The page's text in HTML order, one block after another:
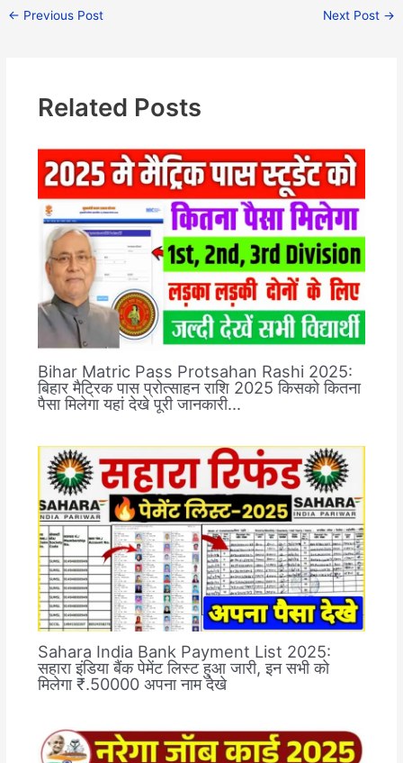
← Previous Post Next Post →
Related Posts
Bihar Matric Pass Protsahan Rashi 2025:
बिहार मैट्रिक पास प्रोत्साहन राशि 2025 किसको कितना
पैसा मिलेगा यहां देखे पूरी जानकारी…
Sahara India Bank Payment List 2025:
सहारा इंडिया बैंक पेमेंट लिस्ट हुआ जारी, इन सभी को
मिलेगा ₹.50000 अपना नाम देखे